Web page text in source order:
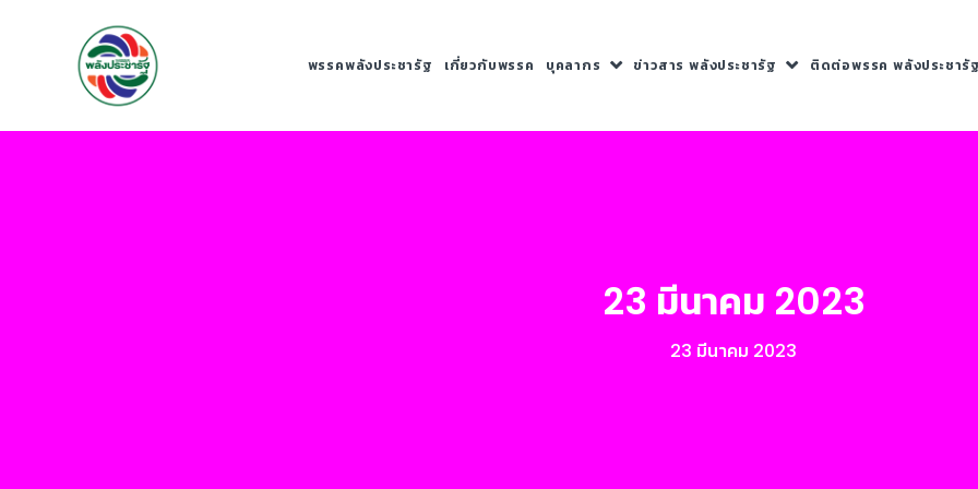
พรรคพลังประชารัฐ เกี่ยวกับพรรค บุคลากร ข่าวสาร พลังประชารัฐ ติดต่อพรรค พลังประชารัฐ
23 มีนาคม 2023
23 มีนาคม 2023